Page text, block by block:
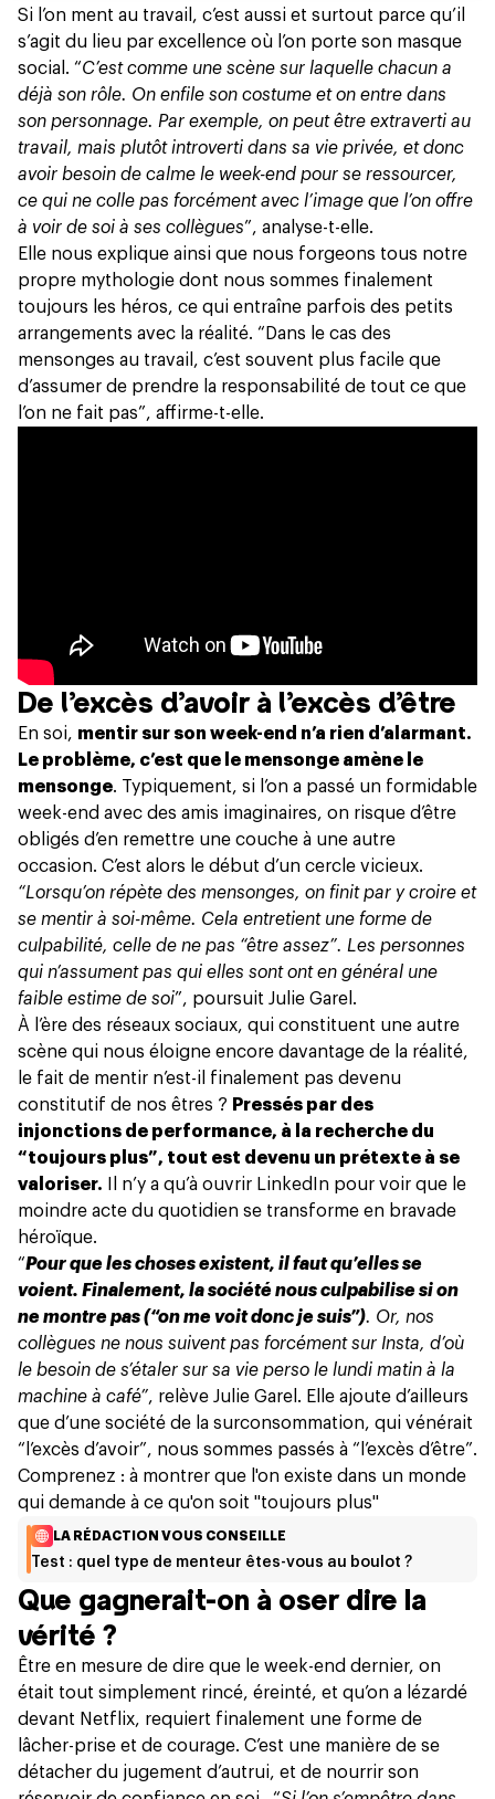
Si l’on ment au travail, c’est aussi et surtout parce qu’il
s’agit du lieu par excellence où l’on porte son masque
social. “C’est comme une scène sur laquelle chacun a
déjà son rôle. On enfile son costume et on entre dans
son personnage. Par exemple, on peut être extraverti au
travail, mais plutôt introverti dans sa vie privée, et donc
avoir besoin de calme le week-end pour se ressourcer,
ce qui ne colle pas forcément avec l’image que l’on offre
à voir de soi à ses collègues”, analyse-t-elle.
Elle nous explique ainsi que nous forgeons tous notre
propre mythologie dont nous sommes finalement
toujours les héros, ce qui entraîne parfois des petits
arrangements avec la réalité. “ Dans le cas des
mensonges au travail , c’est souvent plus facile que
d’assumer de prendre la responsabilité de tout ce que
l’on ne fait pas”, affirme-t-elle.
De l’excès d’avoir à l’excès d’être
En soi, mentir sur son week-end n’a rien d’alarmant.
Le problème, c’est que le mensonge amène le
mensonge. Typiquement, si l’on a passé un formidable
week-end avec des amis imaginaires, on risque d’être
obligés d’en remettre une couche à une autre
occasion. C’est alors le début d’un cercle vicieux.
“Lorsqu’on répète des mensonges, on finit par y croire et
se mentir à soi-même. Cela entretient une forme de
culpabilité, celle de ne pas “être assez”. Les personnes
qui n’assument pas qui elles sont ont en général une
faible estime de soi”, poursuit Julie Garel.
À l’ère des réseaux sociaux, qui constituent une autre
scène qui nous éloigne encore davantage de la réalité,
le fait de mentir n’est-il finalement pas devenu
constitutif de nos êtres ? Pressés par des
injonctions de performance, à la recherche du
“toujours plus”, tout est devenu un prétexte à se
valoriser. Il n’y a qu’à ouvrir LinkedIn pour voir que le
moindre acte du quotidien se transforme en bravade
héroïque.
“Pour que les choses existent, il faut qu’elles se
voient. Finalement, la société nous culpabilise si on
ne montre pas (“on me voit donc je suis”). Or, nos
collègues ne nous suivent pas forcément sur Insta, d’où
le besoin de s’étaler sur sa vie perso le lundi matin à la
machine à café”, relève Julie Garel. Elle ajoute d’ailleurs
que d’une société de la surconsommation, qui vénérait
“l’excès d’avoir”, nous sommes passés à “l’excès d’être”.
Comprenez : à montrer que l'on existe dans un monde
qui demande à ce qu'on soit "toujours plus"
LA RÉDACTION VOUS CONSEILLE
Test : quel type de menteur êtes-vous au boulot ?
Que gagnerait-on à oser dire la
vérité ?
Être en mesure de dire que le week-end dernier, on
était tout simplement rincé, éreinté, et qu’on a lézardé
devant Netflix, requiert finalement une forme de
lâcher-prise et de courage. C’est une manière de se
détacher du jugement d’autrui, et de nourrir son